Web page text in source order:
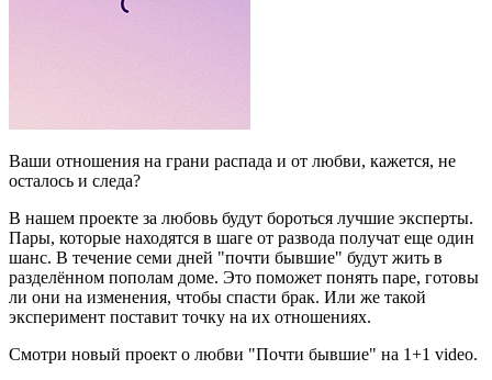
Ваши отношения на грани распада и от любви, кажется, не
осталось и следа?
В нашем проекте за любовь будут бороться лучшие эксперты.
Пары, которые находятся в шаге от развода получат еще один
шанс. В течение семи дней "почти бывшие" будут жить в
разделённом пополам доме. Это поможет понять паре, готовы
ли они на изменения, чтобы спасти брак. Или же такой
эксперимент поставит точку на их отношениях.
Смотри новый проект о любви "Почти бывшие" на 1+1 video.